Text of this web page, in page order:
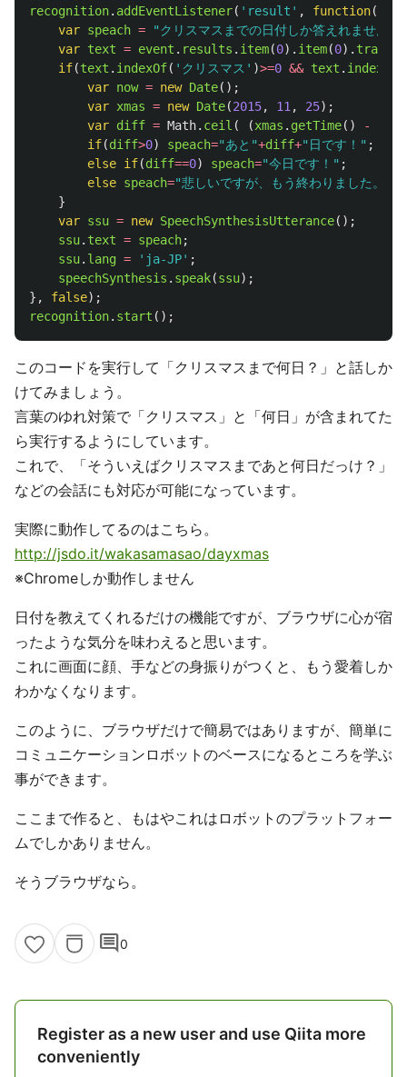
recognition. addEventListener( ' result ' , function(
var speach = "クリスマスまでの日付しか答えれません。
var text = event . results . item(0). item(0).
if(text . indexOf( ' クリスマス ' )>=0 && text . indexOf
var now = new Date();
var xmas = new Date(2015, 11 , 25);
var diff = Math. ceil ( (xmas . getTime() -
if(diff>0) speach="あと "+diff+" 日です！ " ;
else if(diff==0) speach="今日です！ " ;
else speach="悲しいですが、もう終わりました。
}
var ssu = new SpeechSynthesisUtterance();
ssu. text = speach;
ssu. lang = ' ja-JP' ;
speechSynthesis . speak(ssu);
},
false);
recognition. start ();
このコードを実行して「クリスマスまで何日？」と話しか
けてみましょう。
言葉のゆれ対策で「クリスマス」と「何日」が含まれてた
ら実行するようにしています。
これで、「そういえばクリスマスまであと何日だっけ？」
などの会話にも対応が可能になっています。
実際に動作してるのはこちら。
http://jsdo.it/wakasamasao/dayxmas
※Chromeしか動作しません
日付を教えてくれるだけの機能ですが、ブラウザに心が宿
ったような気分を味わえると思います。
これに画面に顔、手などの身振りがつくと、もう愛着しか
わかなくなります。
このように、ブラウザだけで簡易ではありますが、簡単に
コミュニケーションロボットのベースになるところを学ぶ
事ができます。
ここまで作ると、もはやこれはロボットのプラットフォー
ムでしかありません。
そうブラウザなら。
comment0
Register as a new user and use Qiita more
conveniently